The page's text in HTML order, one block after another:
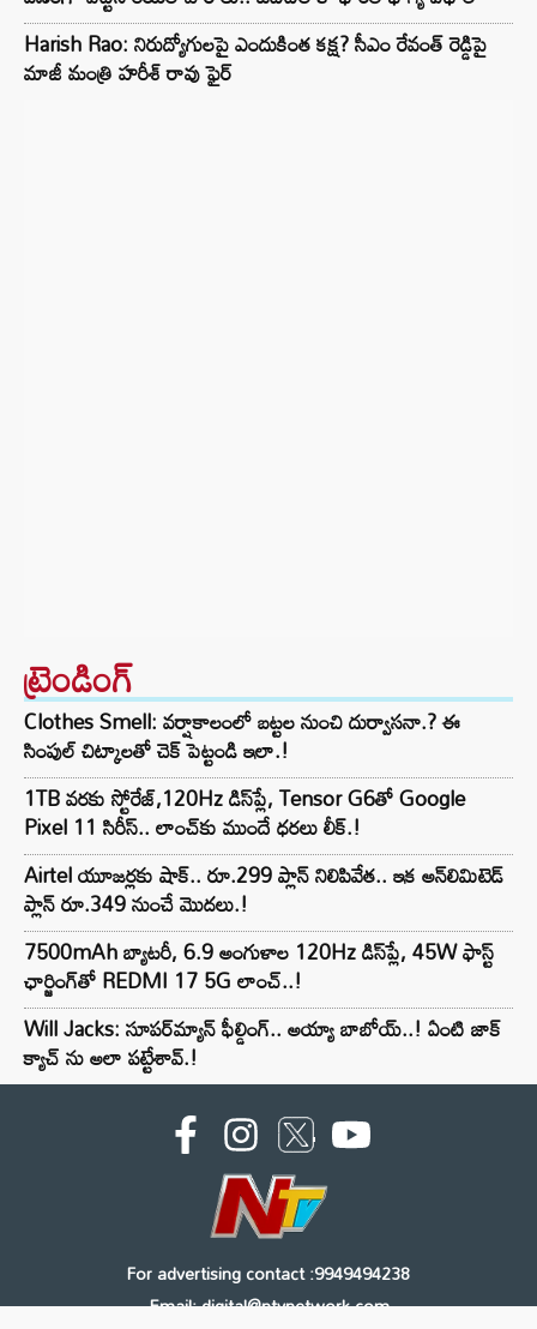
Harish Rao: నిరుద్యోగులపై ఎందుకింత కక్ష? సీఎం రేవంత్ రెడ్డిపై
మాజీ మంత్రి హరీశ్ రావు ఫైర్
ట్రెండింగ్‌
Clothes Smell: వర్షాకాలంలో బట్టల నుంచి దుర్వాసనా.? ఈ
సింపుల్ చిట్కాలతో చెక్ పెట్టండి ఇలా.!
1TB వరకు స్టోరేజ్,120Hz డిస్‌ప్లే, Tensor G6తో Google
Pixel 11 సిరీస్.. లాంచ్⁭కు ముందే ధరలు లీక్.!
Airtel యూజర్లకు షాక్.. రూ.299 ప్లాన్ నిలిపివేత.. ఇక అన్‌లిమిటెడ్
ప్లాన్ రూ.349 నుంచే మొదలు.!
7500mAh బ్యాటరీ, 6.9 అంగుళాల 120Hz డిస్‌ప్లే, 45W ఫాస్ట్
ఛార్జింగ్‌తో REDMI 17 5G లాంచ్..!
Will Jacks: సూపర్‌మ్యాన్ ఫీల్డింగ్.. అయ్యా బాబోయ్..! ఏంటి జాక్
క్యాచ్ ను అలా పట్టేశావ్.!
For advertising contact :9949494238
Email: digital@ntvnetwork.com